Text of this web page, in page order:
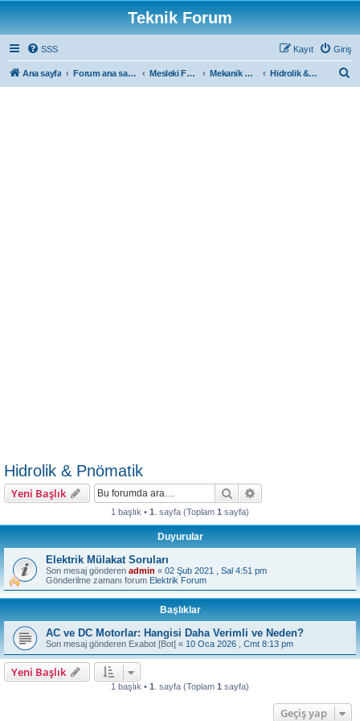
Teknik Forum
SSS Giriş
Kayıt
Ana sayfa Forum ana sayfa Mesleki Forumlar Mekanik Forum Hidrolik & Pnömatik
Hidrolik & Pnömatik
Yeni Başlık Ara
1 başlık • 1 . sayfa (Toplam 1 sayfa)
Duyurular
Elektrik Mülakat Soruları
Son mesaj gönderen admin « 02 Şub 2021 , Sal 4:51 pm
Gönderilme zamanı forum Elektrik Forum
Başlıklar
AC ve DC Motorlar: Hangisi Daha Verimli ve Neden?
Son mesaj gönderen Exabot [Bot] « 10 Oca 2026 , Cmt 8:13 pm
Yeni Başlık
1 başlık • 1 . sayfa (Toplam 1 sayfa)
Geçiş yap